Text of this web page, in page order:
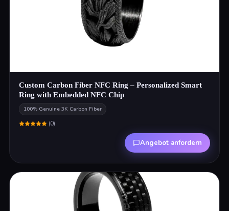
Custom Carbon Fiber NFC Ring – Personalized Smart
Ring with Embedded NFC Chip
100% Genuine 3K Carbon Fiber
(0)
Angebot anfordern